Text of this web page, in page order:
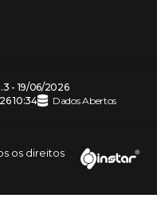
- 19/06/2026
10:34 Dados Abertos
os direitos